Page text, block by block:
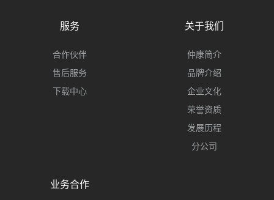
服务
合作伙伴
售后服务
下载中心
关于我们
仲康简介
品牌介绍
企业文化
荣誉资质
发展历程
分公司
业务合作